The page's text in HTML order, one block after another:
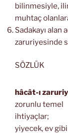
bilinmesiyle,
muhtaç
Sadakayı alan
zaruriyesinde
SÖZLÜK
hâcât-ı
zorunlu temel
ihtiyaçlar;
yiyecek, ev gibi